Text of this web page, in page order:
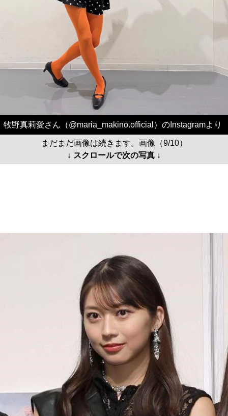
牧野真莉愛さん（@maria_makino.official）のInstagramより
まだまだ画像は続きます。画像（9/10）
↓ スクロールで次の写真 ↓